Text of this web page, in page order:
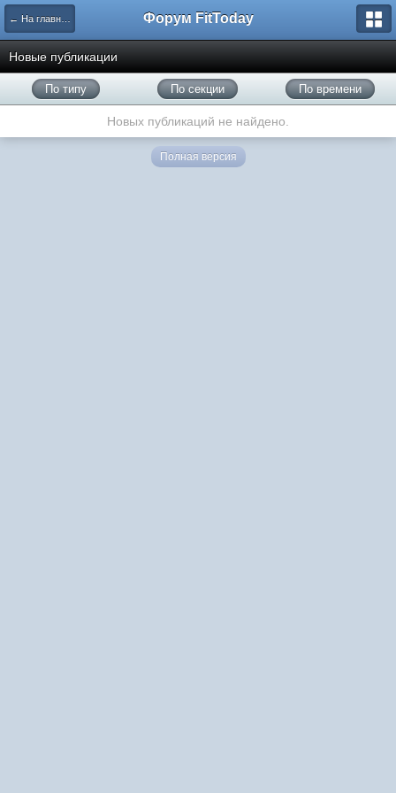
← На главную Форум FitToday
Новые публикации
По типу По секции По времени
Новых публикаций не найдено.
Полная версия